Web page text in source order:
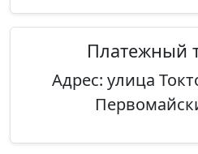
Платежный
Адрес: улица